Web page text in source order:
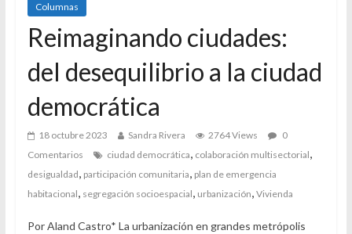
Columnas
Reimaginando ciudades:
del desequilibrio a la ciudad
democrática
18 octubre 2023 Sandra Rivera 2764 Views
0
Comentarios
ciudad democrática, colaboración multisectorial,
desigualdad, participación comunitaria, plan de emergencia
habitacional, segregación socioespacial, urbanización, Vivienda
Por Aland Castro* La urbanización en grandes metrópolis